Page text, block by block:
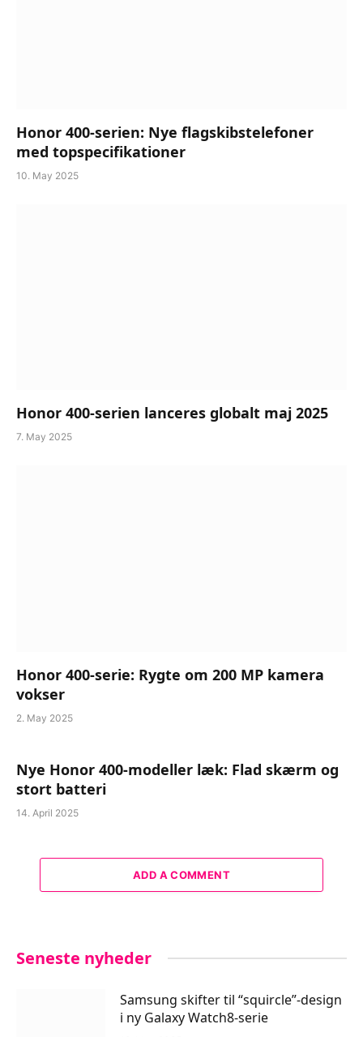
Honor 400-serien: Nye flagskibstelefoner
med topspecifikationer
10. May 2025
Honor 400-serien lanceres globalt maj 2025
7. May 2025
Honor 400-serie: Rygte om 200 MP kamera
vokser
2. May 2025
Nye Honor 400-modeller læk: Flad skærm og
stort batteri
14. April 2025
ADD A COMMENT
Seneste nyheder
Samsung skifter til “squircle”-design
i ny Galaxy Watch8-serie